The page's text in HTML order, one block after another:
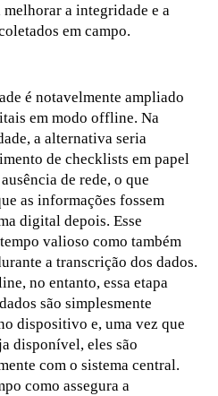
a integridade e a
em campo.
é notavelmente ampliado
em modo offline. Na
a alternativa seria
de checklists em papel
de rede, o que
as informações fossem
digital depois. Esse
valioso como também
a transcrição dos dados.
no entanto, essa etapa
são simplesmente
dispositivo e, uma vez que
disponível, eles são
com o sistema central.
como assegura a